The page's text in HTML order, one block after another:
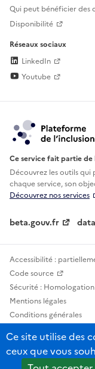
Qui peut bénéficier des
Disponibilité
Réseaux sociaux
LinkedIn
Youtube
Ce service fait partie de
Découvrez les outils
chaque service, son
Découvrez nos services
beta.gouv.fr
Accessibilité :
Code source
Sécurité :
Mentions légales
Conditions générales
Statistiques, lexiques et
Sauf mention contraire,
Ce site utilise des
ceux que vous